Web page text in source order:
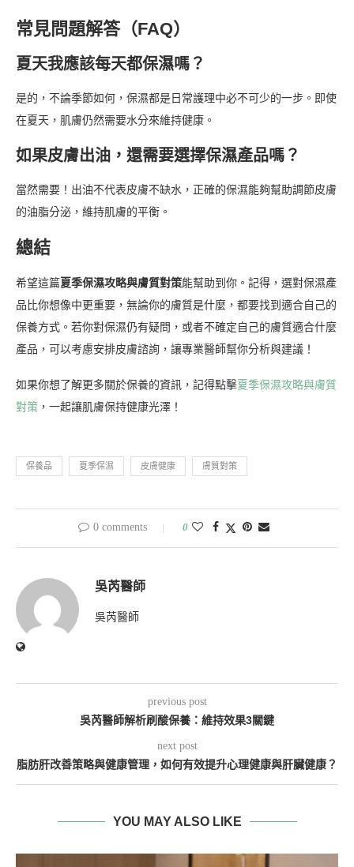
常見問題解答（FAQ）
夏天我應該每天都保濕嗎？
是的，不論季節如何，保濕都是日常護理中必不可少的一步。即使
在夏天，肌膚仍然需要水分來維持健康。
如果皮膚出油，還需要選擇保濕產品嗎？
當然需要！出油不代表皮膚不缺水，正確的保濕能夠幫助調節皮膚
的油脂分泌，維持肌膚的平衡。
總結
希望這篇夏季保濕攻略與膚質對策能幫助到你。記得，選對保濕產
品比你想像中更重要，無論你的膚質是什麼，都要找到適合自己的
保養方式。若你對保濕仍有疑問，或者不確定自己的膚質適合什麼
產品，可以考慮安排皮膚諮詢，讓專業醫師幫你分析與建議！
如果你想了解更多關於保養的資訊，記得點擊夏季保濕攻略與膚質
對策 ，一起讓肌膚保持健康光澤！
保養品 夏季保濕 皮膚健康 膚質對策
0 comments 0
吳芮醫師
吳芮醫師
previous post
吳芮醫師解析刷酸保養：維持效果3關鍵
next post
脂肪肝改善策略與健康管理，如何有效提升心理健康與肝臟健康？
YOU MAY ALSO LIKE